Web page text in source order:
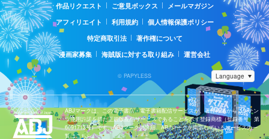
作品リクエスト
ご意見ボックス
メールマガジン
アフィリエイト
利用規約
個人情報保護ポリシー
特定商取引法
著作権について
漫画家募集
海賊版に対する取り組み 運営会社
© PAPYLESS
ABJマークは、この電子書店・電子書籍配信サービスが、著作権者からコンテン
ツ使用許諾を得た正規版配信サービスであることを示す登録商標（登録番号 第
6091713号）です。ABJマークの詳細、ABJマークを掲示しているサービスの一
覧はこちら。